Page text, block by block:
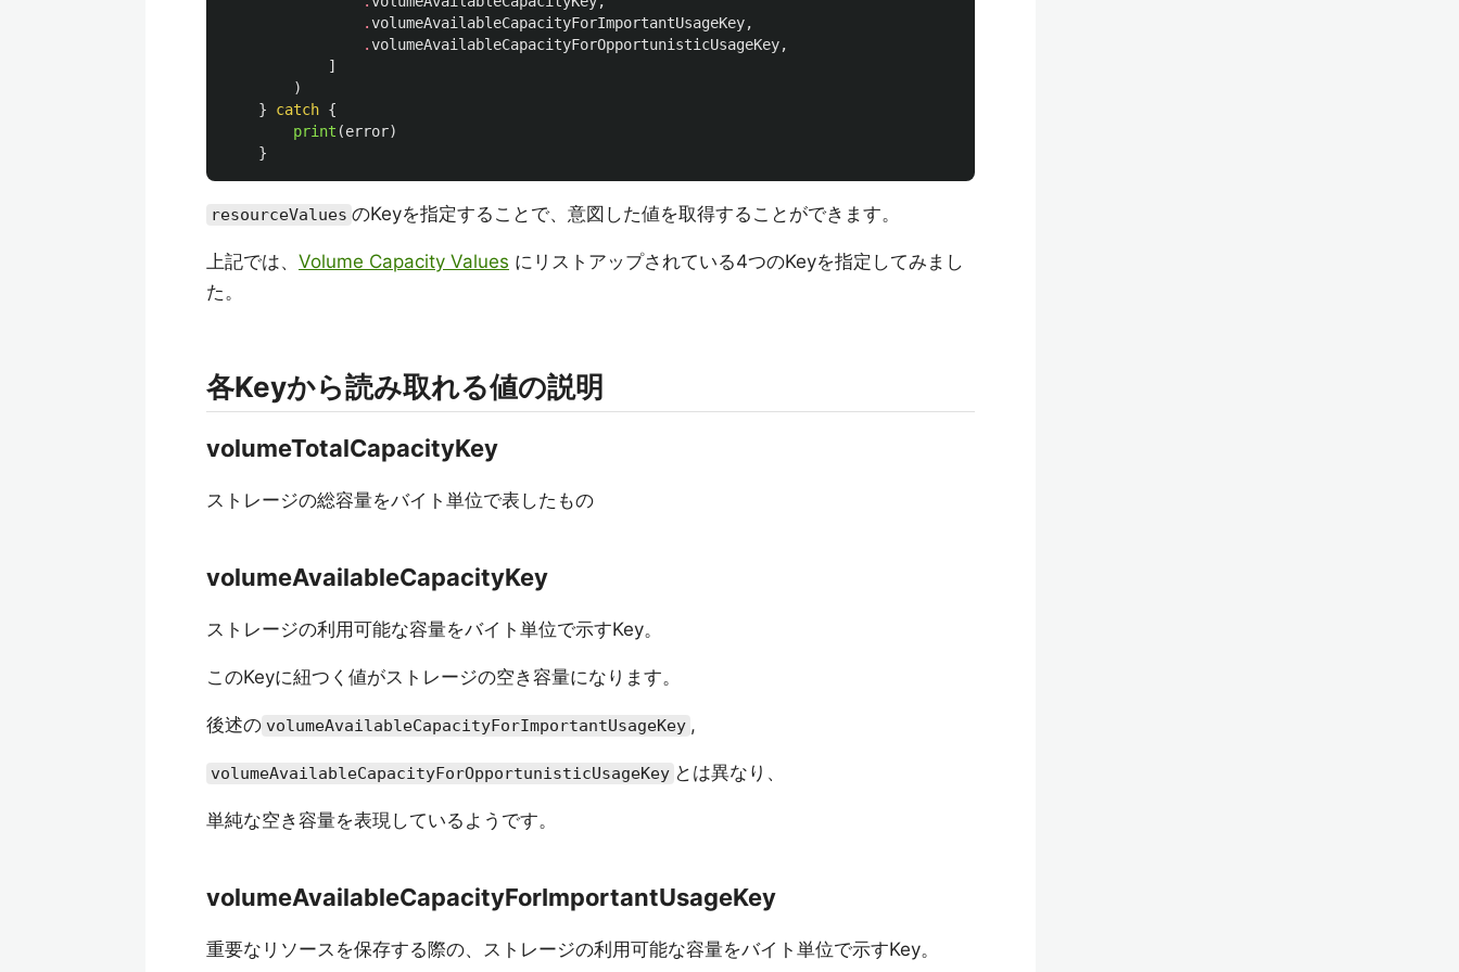
.volumeAvailableCapacityForImportantUsageKey,
.volumeAvailableCapacityForOpportunisticUsageKey,
]
)
}
catch {
print (error)
}
resourceValues のKeyを指定することで、意図した値を取得することができます。
上記では、 Volume Capacity Values にリストアップされている4つのKeyを指定してみまし
た。
各Keyから読み取れる値の説明
volumeTotalCapacityKey
ストレージの総容量をバイト単位で表したもの
volumeAvailableCapacityKey
ストレージの利用可能な容量をバイト単位で示すKey。
このKeyに紐つく値がストレージの空き容量になります。
後述の volumeAvailableCapacityForImportantUsageKey ,
volumeAvailableCapacityForOpportunisticUsageKey とは異なり、
単純な空き容量を表現しているようです。
volumeAvailableCapacityForImportantUsageKey
重要なリソースを保存する際の、ストレージの利用可能な容量をバイト単位で示すKey。